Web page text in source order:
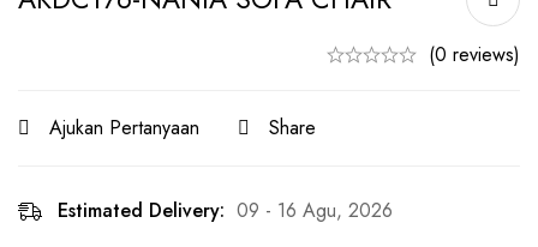
(0 reviews)
Ajukan Pertanyaan Share
Estimated Delivery: 09 - 16 Agu, 2026